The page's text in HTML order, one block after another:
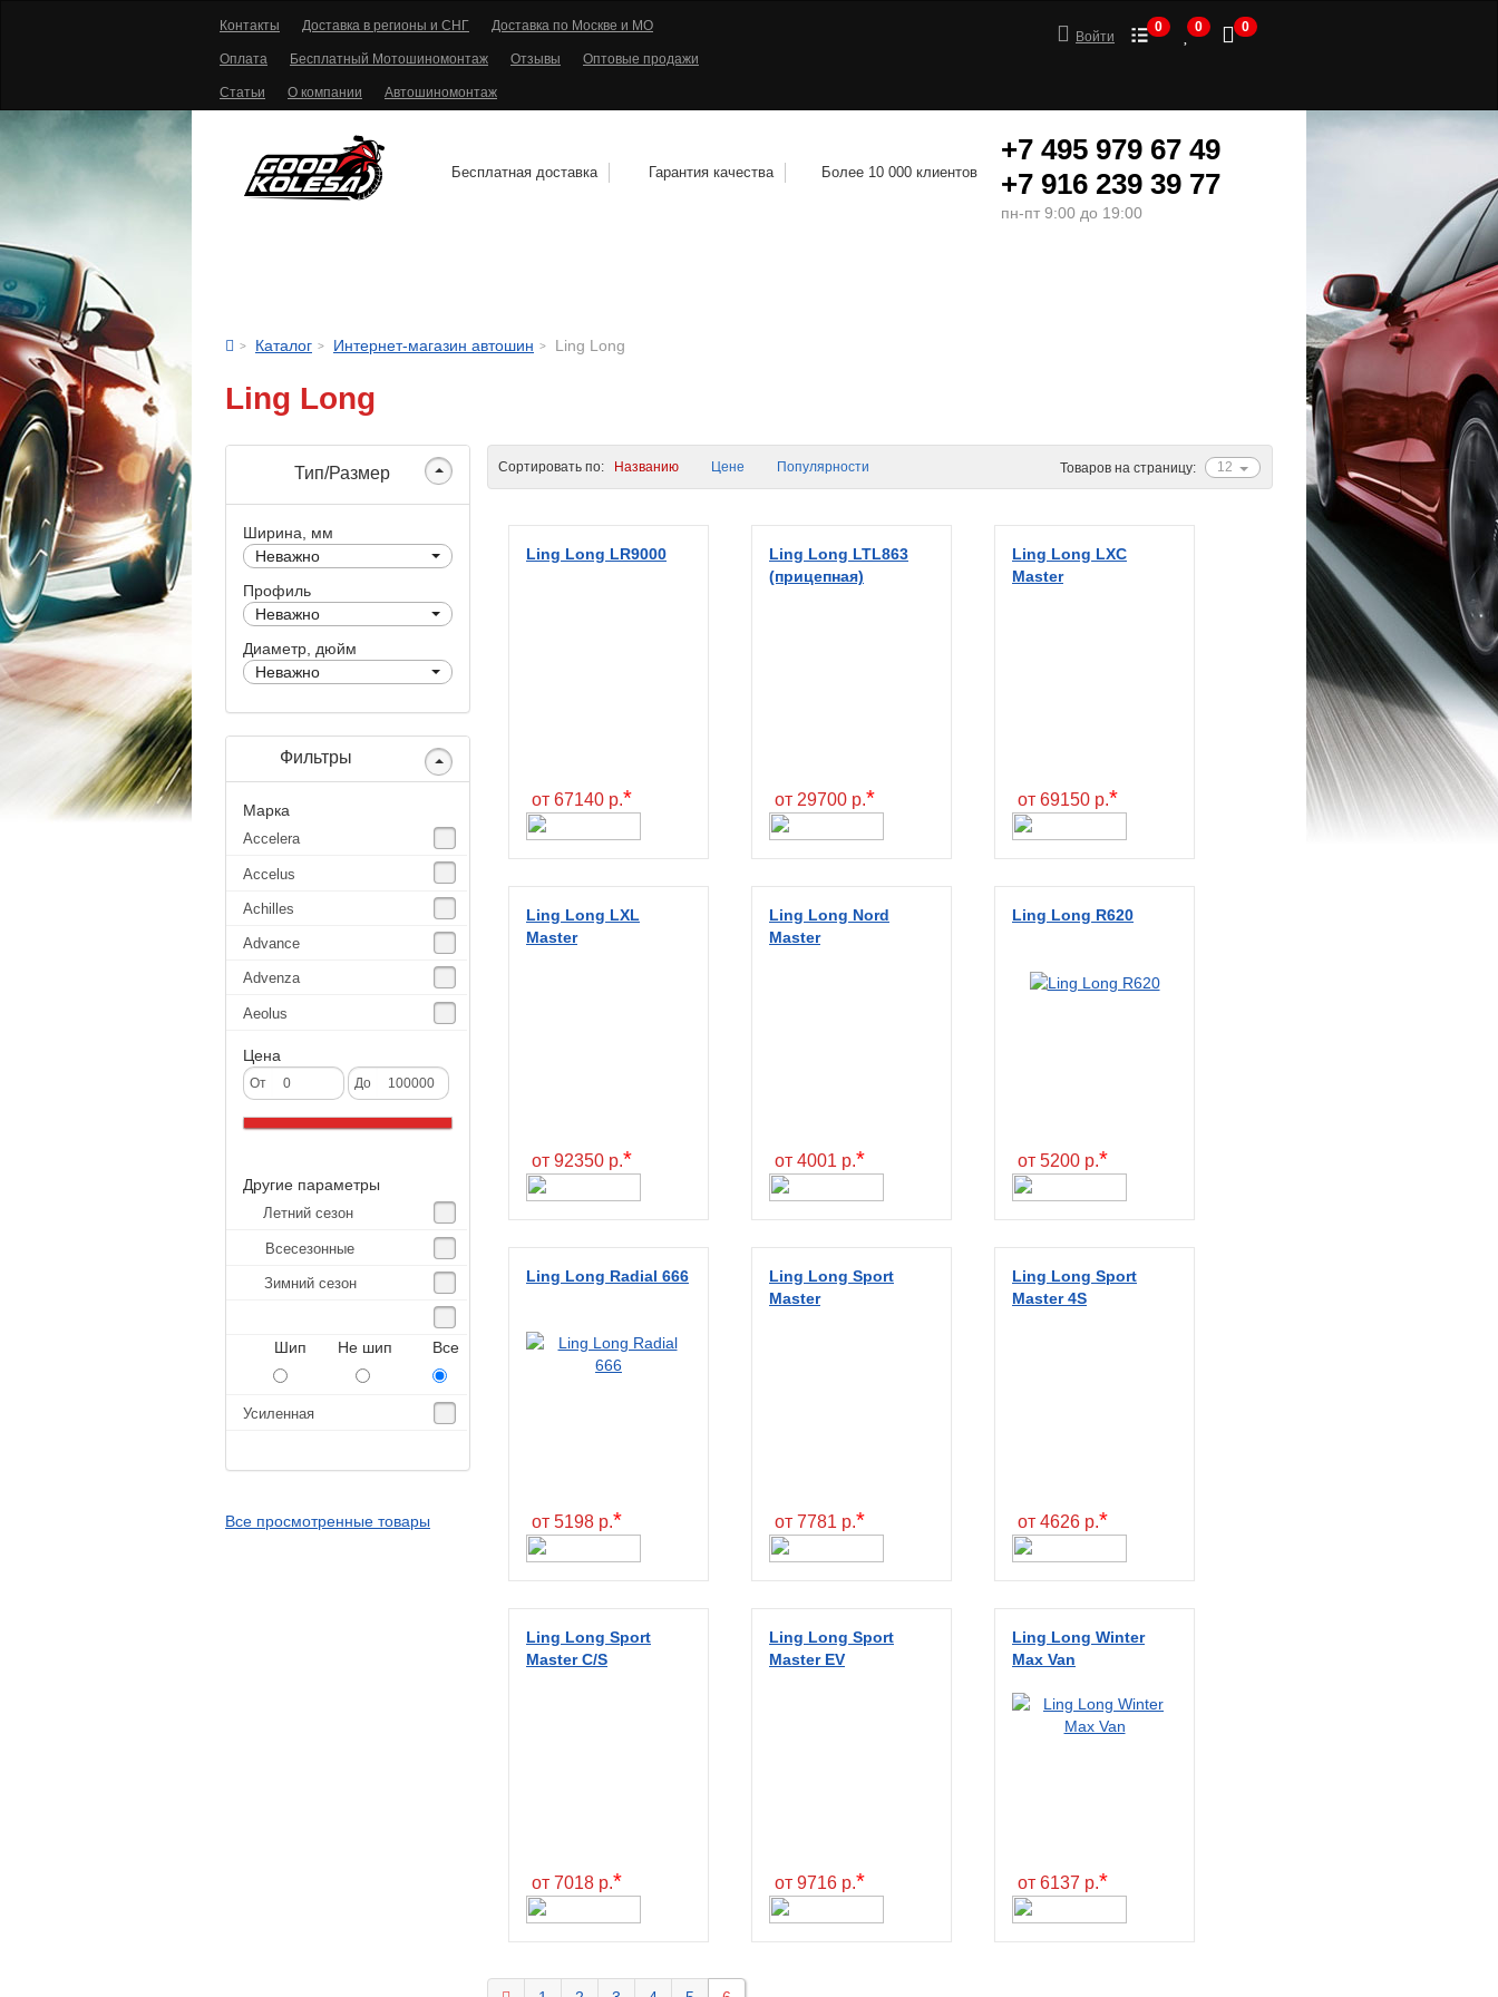
Контакты Доставка в регионы и СНГ Доставка по Москве и МО
Оплата Бесплатный Мотошиномонтаж Отзывы Оптовые продажи
Статьи О компании Автошиномонтаж
Войти
0 0 0
Бесплатная доставка Гарантия качества Более 10 000 клиентов
+7 495 979 67 49
+7 916 239 39 77
пн-пт 9:00 до 19:00
Каталог Интернет-магазин автошин Ling Long
Ling Long
Тип/Размер
Ширина, мм
Неважно
Профиль
Неважно
Диаметр, дюйм
Неважно
Фильтры
Марка
Accelera
Accelus
Achilles
Advance
Advenza
Aeolus
Agate
Agrica
Alliance
Altura
Amberstone
Amtel
Anjie
Aplus
Цена
От До
Другие параметры
Летний сезон
Всесезонные
Зимний сезон
Шип Не шип Все
Усиленная
Все просмотренные товары
12
Товаров на страницу:
Сортировать по: Названию Цене Популярности
Ling Long LR9000
от 67140 р.*
Ling Long LTL863
(прицепная)
от 29700 р.*
Ling Long LXC
Master
от 69150 р.*
Ling Long LXL
Master
от 92350 р.*
Ling Long Nord
Master
от 4001 р.*
Ling Long R620
от 5200 р.*
Ling Long Radial 666
от 5198 р.*
Ling Long Sport
Master
от 7781 р.*
Ling Long Sport
Master 4S
от 4626 р.*
Ling Long Sport
Master C/S
от 7018 р.*
Ling Long Sport
Master EV
от 9716 р.*
Ling Long Winter
Max Van
от 6137 р.*